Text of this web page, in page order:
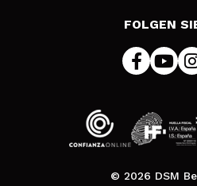
FOLGEN
© 2026 DSM